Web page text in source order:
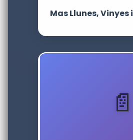
Mas Llunes, Vinyes